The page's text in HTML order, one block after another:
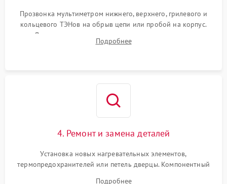
Прозвонка мультиметром нижнего, верхнего, грилевого и
кольцевого ТЭНов на обрыв цепи или пробой на корпус.
Диагностика термостата, датчиков температуры,
переключателя режимов и мотора конвекции.
Подробнее
4. Ремонт и замена деталей
Установка новых нагревательных элементов,
термопредохранителей или петель дверцы. Компонентный
Подробнее